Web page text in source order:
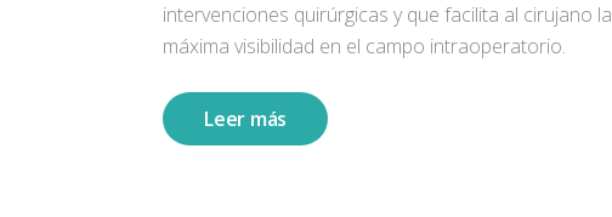
intervenciones quirúrgicas y que facilita al cirujano la
máxima visibilidad en el campo intraoperatorio.
Leer más